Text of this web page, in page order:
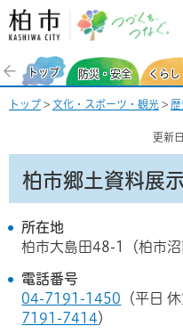
柏市 つづくを、
トップ 防災・安全 くらし
トップ > 文化・スポーツ・観光 >
更新日
柏市郷土資料展
所在地
柏市大島田48-1（柏市沼
電話番号
04-7191-1450 （平日
7191-7414）